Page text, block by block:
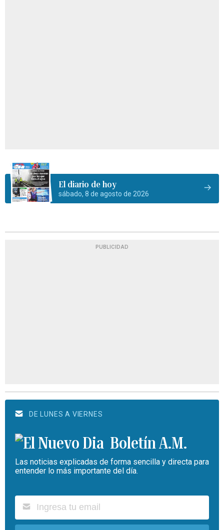
El diario de hoy
sábado, 8 de agosto de 2026
PUBLICIDAD
DE LUNES A VIERNES
Boletín A.M.
Las noticias explicadas de forma sencilla y directa para
entender lo más importante del día.